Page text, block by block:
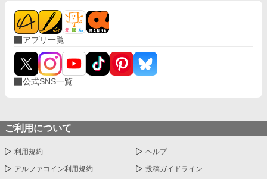
アプリ一覧
公式SNS一覧
ご利用について
利用規約 ヘルプ
アルファコイン利用規約 投稿ガイドライン